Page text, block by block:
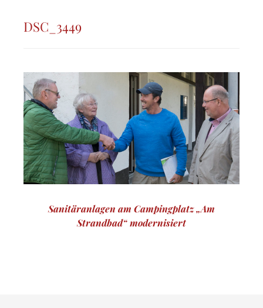
DSC_3449
Beitragsnavigation
Sanitäranlagen am Campingplatz „Am
Strandbad“ modernisiert